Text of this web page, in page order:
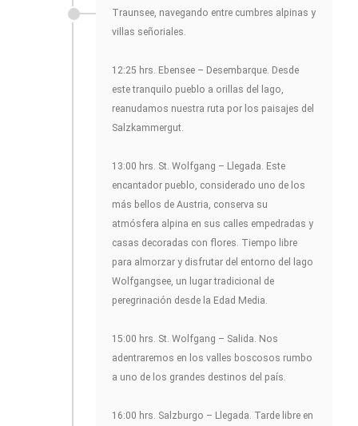
Traunsee, navegando entre cumbres alpinas y
villas señoriales.
12:25 hrs. Ebensee – Desembarque. Desde
este tranquilo pueblo a orillas del lago,
reanudamos nuestra ruta por los paisajes del
Salzkammergut.
13:00 hrs. St. Wolfgang – Llegada. Este
encantador pueblo, considerado uno de los
más bellos de Austria, conserva su
atmósfera alpina en sus calles empedradas y
casas decoradas con flores. Tiempo libre
para almorzar y disfrutar del entorno del lago
Wolfgangsee, un lugar tradicional de
peregrinación desde la Edad Media.
15:00 hrs. St. Wolfgang – Salida. Nos
adentraremos en los valles boscosos rumbo
a uno de los grandes destinos del país.
16:00 hrs. Salzburgo – Llegada. Tarde libre en